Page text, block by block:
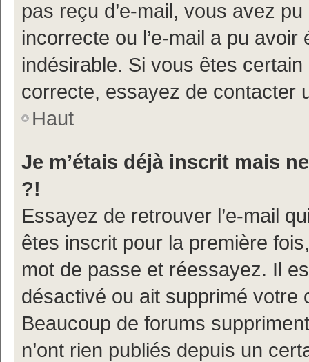
pas reçu d’e-mail, vous avez
incorrecte ou l’e-mail a pu
indésirable. Si vous êtes
correcte, essayez de contacter
Haut
Je m’étais déjà inscrit mais
?!
Essayez de retrouver l’e-mail
êtes inscrit pour la première
mot de passe et réessayez. Il
désactivé ou ait supprimé votre
Beaucoup de forums
n’ont rien publiés depuis un